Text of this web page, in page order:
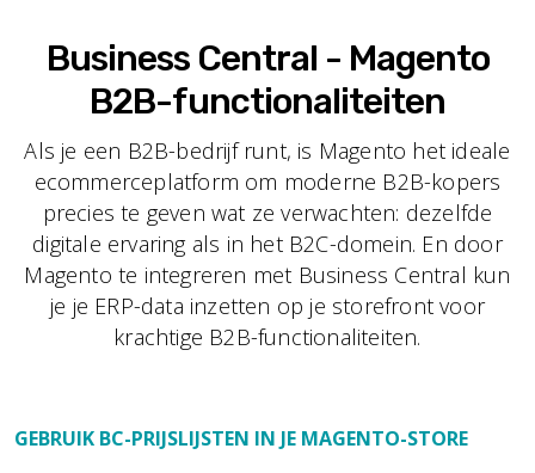
Business Central - Magento
B2B-functionaliteiten
Als je een B2B-bedrijf runt, is Magento het ideale
ecommerceplatform om moderne B2B-kopers
precies te geven wat ze verwachten: dezelfde
digitale ervaring als in het B2C-domein. En door
Magento te integreren met Business Central kun
je je ERP-data inzetten op je storefront voor
krachtige B2B-functionaliteiten.
GEBRUIK BC-PRIJSLIJSTEN IN JE MAGENTO-STORE